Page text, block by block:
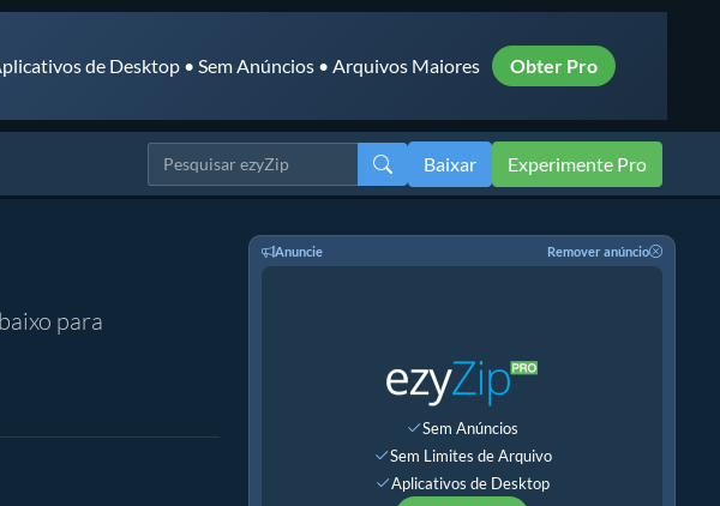
de Desktop • Sem Anúncios • Arquivos Maiores Obter Pro
Baixar Experimente Pro
para
Anuncie Remover anúncio
Sem Anúncios
Sem Limites de Arquivo
Aplicativos de Desktop